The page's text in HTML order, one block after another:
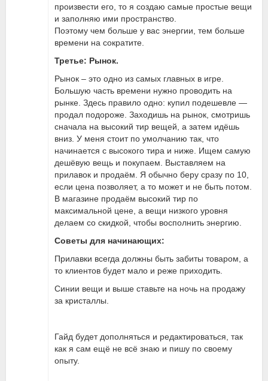
произвести его, то я создаю самые простые вещи
и заполняю ими пространство.
Поэтому чем больше у вас энергии, тем больше
времени на сократите.
Третье: Рынок.
Рынок – это одно из самых главных в игре.
Большую часть времени нужно проводить на
рынке. Здесь правило одно: купил подешевле —
продал подороже. Заходишь на рынок, смотришь
сначала на высокий тир вещей, а затем идёшь
вниз. У меня стоит по умолчанию так, что
начинается с высокого тира и ниже. Ищем самую
дешёвую вещь и покупаем. Выставляем на
прилавок и продаём. Я обычно беру сразу по 10,
если цена позволяет, а то может и не быть потом.
В магазине продаём высокий тир по
максимальной цене, а вещи низкого уровня
делаем со скидкой, чтобы восполнить энергию.
Советы для начинающих:
Прилавки всегда должны быть забиты товаром, а
то клиентов будет мало и реже приходить.
Синии вещи и выше ставьте на ночь на продажу
за кристаллы.
Гайд будет дополняться и редактироваться, так
как я сам ещё не всё знаю и пишу по своему
опыту.